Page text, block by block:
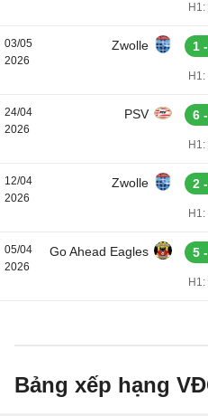
03/05
2026
Zwolle 1
24/04
2026
PSV 6
12/04
2026
Zwolle 2
H1:
05/04
2026
Go Ahead Eagles 5
Bảng xếp hạng